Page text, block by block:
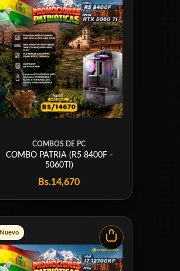
COMBOS DE PC
COMBO PATRIA (R5 8400F -
5060TI)
Bs.14,670
Nuevo